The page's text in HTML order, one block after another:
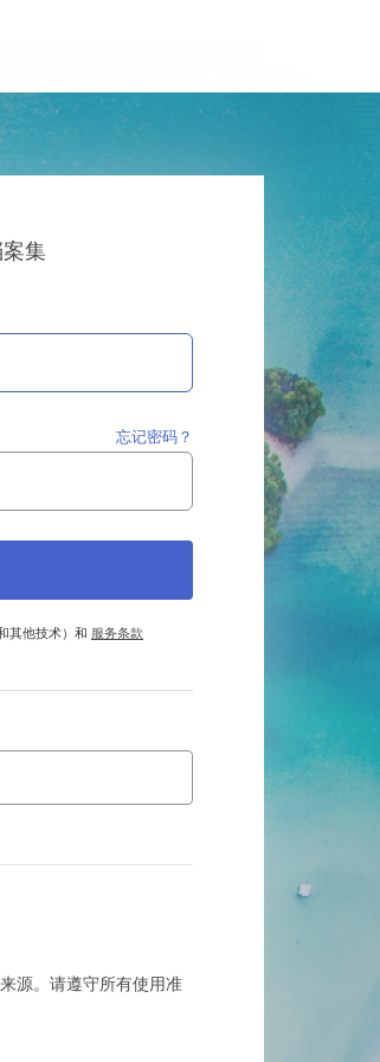
集
忘记密码？
其他技术）和 服务条款
源。请遵守所有使用准